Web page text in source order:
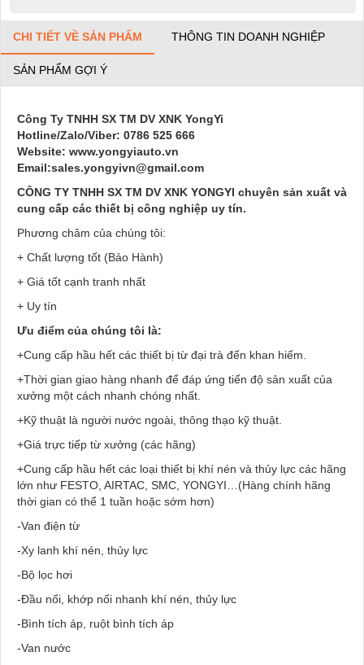
CHI TIẾT VỀ SẢN PHẨM THÔNG TIN DOANH NGHIỆP
SẢN PHẨM GỢI Ý
Công Ty TNHH SX TM DV XNK YongYi
Hotline/Zalo/Viber: 0786 525 666
Website: www.yongyiauto.vn
Email:sales.yongyivn@gmail.com
CÔNG TY TNHH SX TM DV XNK YONGYI chuyên sản xuất và
cung cấp các thiết bị công nghiệp uy tín.
Phương châm của chúng tôi:
+ Chất lượng tốt (Bảo Hành)
+ Giá tốt cạnh tranh nhất
+ Uy tín
Ưu điểm của chúng tôi là:
+Cung cấp hầu hết các thiết bị từ đại trà đến khan hiếm.
+Thời gian giao hàng nhanh để đáp ứng tiến độ sản xuất của
xưởng một cách nhanh chóng nhất.
+Kỹ thuật là người nước ngoài, thông thạo kỹ thuật.
+Giá trực tiếp từ xưởng (các hãng)
+Cung cấp hầu hết các loại thiết bị khí nén và thủy lực các hãng
lớn như FESTO, AIRTAC, SMC, YONGYI…(Hàng chính hãng
thời gian có thể 1 tuần hoặc sớm hơn)
-Van điện từ
-Xy lanh khí nén, thủy lực
-Bộ lọc hơi
-Đầu nối, khớp nối nhanh khí nén, thủy lực
-Bình tích áp, ruột bình tích áp
-Van nước